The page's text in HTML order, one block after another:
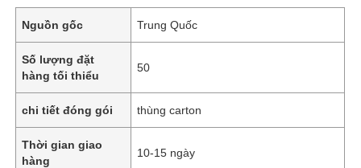
Nguồn gốc Trung Quốc
Số lượng đặt
hàng tối thiểu
50
chi tiết đóng gói thùng carton
Thời gian giao
hàng
10-15 ngày